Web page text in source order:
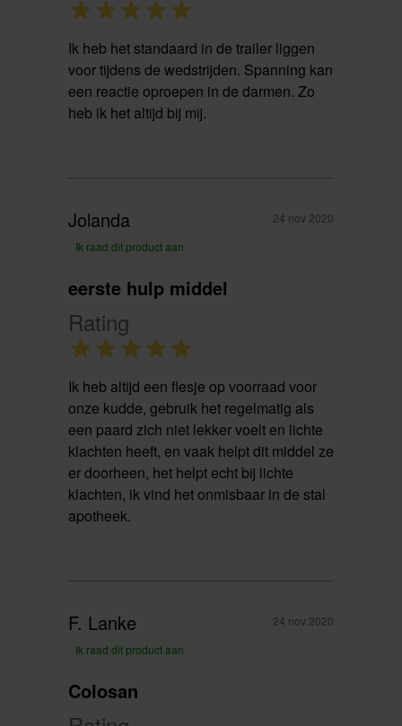
Ik heb het standaard in de trailer liggen
voor tijdens de wedstrijden. Spanning kan
een reactie oproepen in de darmen. Zo
heb ik het altijd bij mij.
Jolanda
24 nov 2020
Ik raad dit product aan
eerste hulp middel
Rating
Ik heb altijd een flesje op voorraad voor
onze kudde, gebruik het regelmatig als
een paard zich niet lekker voelt en lichte
klachten heeft, en vaak helpt dit middel ze
er doorheen, het helpt echt bij lichte
klachten, ik vind het onmisbaar in de stal
apotheek.
F. Lanke
24 nov 2020
Ik raad dit product aan
Colosan